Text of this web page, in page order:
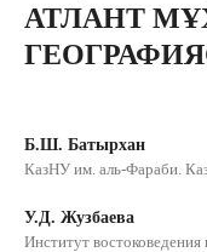
АТЛАНТ
Б.Ш. Батырхан
КазНУ им. аль-Фараби.
У.Д. Жузбаева
Институт